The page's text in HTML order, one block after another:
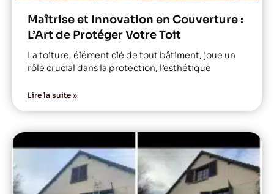
Maîtrise et Innovation en Couverture :
L’Art de Protéger Votre Toit
La toiture, élément clé de tout bâtiment, joue un
rôle crucial dans la protection, l’esthétique
Lire la suite »